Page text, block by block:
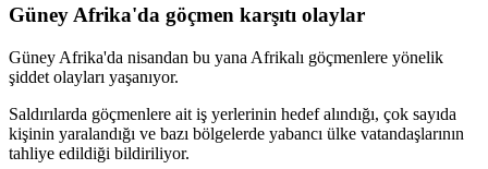
Güney Afrika'da göçmen karşıtı olaylar
Güney Afrika'da nisandan bu yana Afrikalı göçmenlere yönelik
şiddet olayları yaşanıyor.
Saldırılarda göçmenlere ait iş yerlerinin hedef alındığı, çok sayıda
kişinin yaralandığı ve bazı bölgelerde yabancı ülke vatandaşlarının
tahliye edildiği bildiriliyor.